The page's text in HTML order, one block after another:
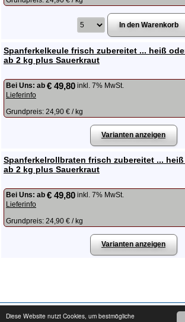
Diese Website nutzt Cookies, um bestmögliche
Spanferkelkeule frisch zubereitet ... heiß
ab 2 kg plus Sauerkraut
Bei Uns: ab € 49,80 inkl. 7% MwSt.
Lieferinfo
Grundpreis: 24,90 € / kg
Varianten anzeigen
Spanferkelrollbraten frisch zubereitet ...
ab 2 kg plus Sauerkraut
Bei Uns: ab € 49,80 inkl. 7% MwSt.
Lieferinfo
Grundpreis: 24,90 € / kg
Varianten anzeigen
Copyright © 2008 - 2026 cater24.de- Alle Rechte